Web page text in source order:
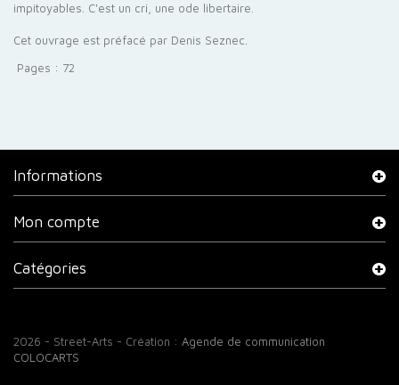
impitoyables. C'est un cri, une ode libertaire.
Cet ouvrage est préfacé par Denis Seznec.
Pages : 72
Informations
2026 - Street-Arts - Création : Agende de communication
COLOCARTS
Mon compte
Catégories